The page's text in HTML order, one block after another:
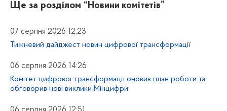
Ще за розділом “Новини комітетів”
07 серпня 2026 12:23
Тижневий дайджест новин цифрової трансформації
06 серпня 2026 14:26
Комітет цифрової трансформації оновив план роботи та
обговорив нові виклики Мінцифри